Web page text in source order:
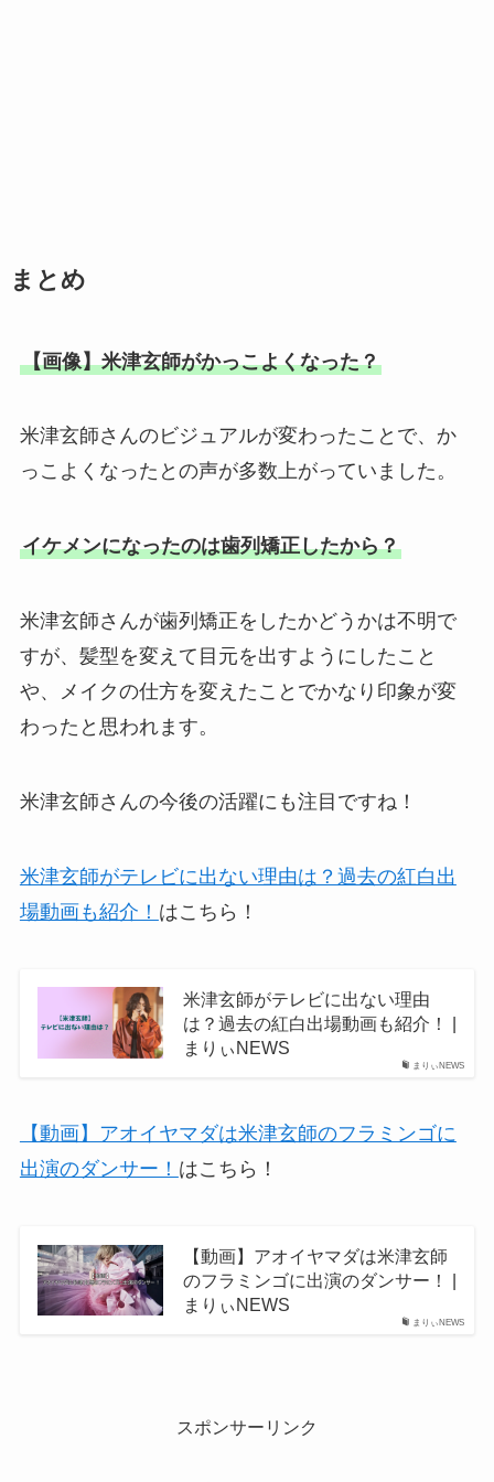
まとめ
【画像】米津玄師がかっこよくなった？
米津玄師さんのビジュアルが変わったことで、か
っこよくなったとの声が多数上がっていました。
イケメンになったのは歯列矯正したから？
米津玄師さんが歯列矯正をしたかどうかは不明で
すが、髪型を変えて目元を出すようにしたこと
や、メイクの仕方を変えたことでかなり印象が変
わったと思われます。
米津玄師さんの今後の活躍にも注目ですね！
米津玄師がテレビに出ない理由は？過去の紅白出
場動画も紹介！ はこちら！
まりぃNEWS
米津玄師がテレビに出ない理由
は？過去の紅白出場動画も紹介！ |
まりぃNEWS
【動画】アオイヤマダは米津玄師のフラミンゴに
出演のダンサー！ はこちら！
まりぃNEWS
【動画】アオイヤマダは米津玄師
のフラミンゴに出演のダンサー！ |
まりぃNEWS
スポンサーリンク